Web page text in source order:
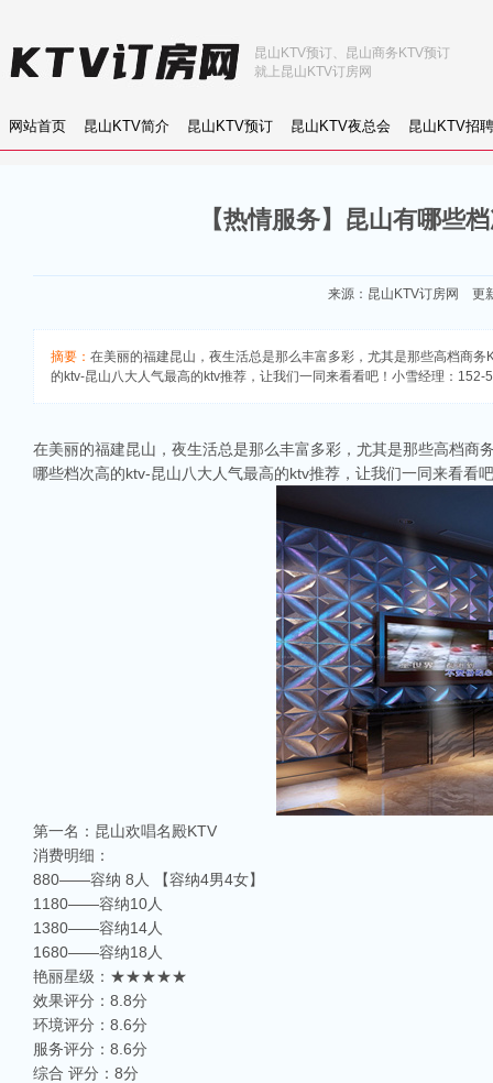
网站首页 昆山KTV简介 昆山KTV预订 昆山KTV夜总会 昆山KTV招聘
昆山KTV预订、昆山商务KTV预订
就上昆山KTV订房网
【热情服务】昆山有哪些
来源： 昆山KTV订房网 更
摘要： 在美丽的福建昆山，夜生活总是那么丰富多彩，尤其是那些高档商
的ktv-昆山八大人气最高的ktv推荐，让我们一同来看看吧！小雪经理：152-
在美丽的福建昆山，夜生活总是那么丰富多彩，尤其是那些高档
哪些档次高的ktv-昆山八大人气最高的ktv推荐，让我们一同来看看
第一名：昆山欢唱名殿KTV
消费明细：
880——容纳 8人 【容纳4男4女】
1180——容纳10人
1380——容纳14人
1680——容纳18人
艳丽星级：★★★★★
效果评分：8.8分
环境评分：8.6分
服务评分：8.6分
综合 评分：8分